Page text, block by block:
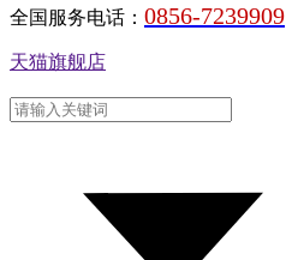
全国服务电话： 0856-7239909
天猫旗舰店